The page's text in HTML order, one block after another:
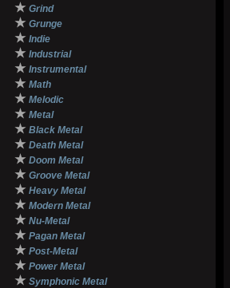
★ Grind
★ Grunge
★ Indie
★ Industrial
★ Instrumental
★ Math
★ Melodic
★ Metal
★ Black Metal
★ Death Metal
★ Doom Metal
★ Groove Metal
★ Heavy Metal
★ Modern Metal
★ Nu-Metal
★ Pagan Metal
★ Post-Metal
★ Power Metal
★ Symphonic Metal